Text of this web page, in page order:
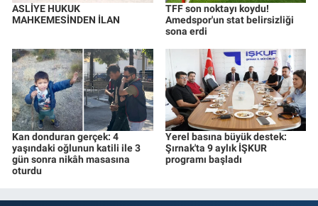
ASLİYE HUKUK
MAHKEMESİNDEN İLAN
TFF son noktayı koydu!
Amedspor'un stat belirsizliği
sona erdi
Kan donduran gerçek: 4
yaşındaki oğlunun katili ile 3
gün sonra nikâh masasına
oturdu
Yerel basına büyük destek:
Şırnak'ta 9 aylık İŞKUR
programı başladı